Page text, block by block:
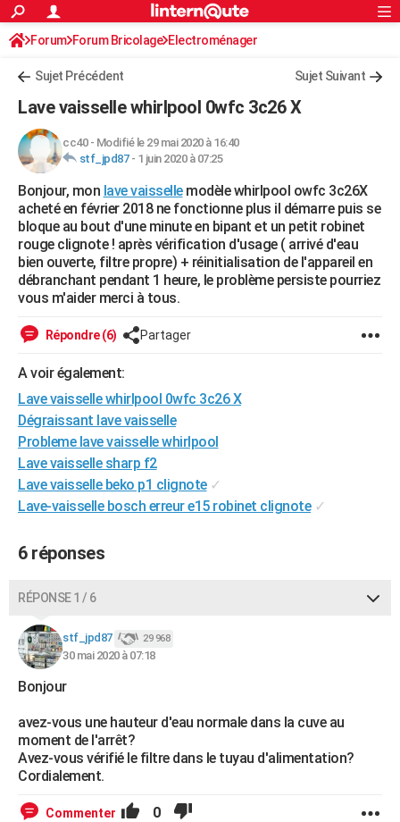
ACTUALITÉS
Politique
Société
Faits Divers
Education
Monde
Villes
+
FINANCE
Retraite
Impôts
Epargne
Immobilier
Risques naturels par ville
Banque
Assurance
Crédit
AUTO
Essais
Réserver un essai
Citadines
Berlines
SUV
Forum auto
+HIGH-TECH
Mobiles
Meilleur smartphone
Internet
Ordinateurs
Jeux vidéo
Guide high-tech
+BRICOLAGE
Forum
Aménagement intérieur
Extérieur
Cuisine
Salle de bains
Jardinage
Rangement
WEEK-END
Art de vivre
Bien-être
Loisirs
Mode
Modes de vie
Alimentation
Guide de la santé
Maladies
Médicaments
Sommeil
Destinations
City break
Voyage nature
Voyage de noces
Forum
Climat
+PHOTO
GUIDES D'ACHAT
BONS PLANS
Carte de Noël
Carte Bonne année
Carte Saint-Valentin
Carte Pâques
Carte d'anniversaire
DICTIONNAIRE
Dictionnaire
Biographies
Citations
Expressions
Proverbes
PROGRAMME TV
COPAINS D'AVANT
S'inscrire
Se connecter
Lycées
Collèges
Primaires
Universités
Entreprises
Service militaire
Avis de recherche
Bricolage
Lifestyle
Culture
Sport
Auto
Television
Voyage
Cinema
S'inscrire
Connexion
Forum Forum Bricolage Electroménager
Sujet Précédent Sujet Suivant
Lave vaisselle whirlpool 0wfc 3c26 X
cc40- Modifié le 29 mai 2020 à 16:40
stf_jpd87- 1 juin 2020 à 07:25
Bonjour, mon lave vaissellemodèle whirlpool owfc 3c26X
acheté en février 2018 ne fonctionne plus il démarre puis se
bloque au bout d'une minute en bipant et un petit robinet
rouge clignote ! après vérification d'usage ( arrivé d'eau
bien ouverte, filtre propre) + réinitialisation de l'appareil en
débranchant pendant 1 heure, le problème persiste pourriez
vous m'aider merci à tous.
Répondre (6) Partager
A voir également:
Lave vaisselle whirlpool 0wfc 3c26 X
Dégraissant lave vaisselle
Probleme lave vaisselle whirlpool
Lave vaisselle sharp f2
Lave vaisselle beko p1 clignote ✓
Lave-vaisselle bosch erreur e15 robinet clignote ✓
6 réponses
RÉPONSE 1 / 6
stf_jpd87 29 968
30 mai 2020 à 07:18
Bonjour
avez-vous une hauteur d'eau normale dans la cuve au
moment de l'arrêt?
Avez-vous vérifié le filtre dans le tuyau d'alimentation?
Cordialement.
Commenter 0